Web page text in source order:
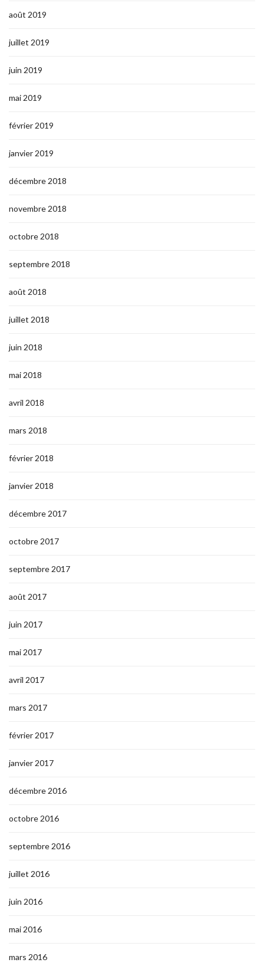
août 2019
juillet 2019
juin 2019
mai 2019
février 2019
janvier 2019
décembre 2018
novembre 2018
octobre 2018
septembre 2018
août 2018
juillet 2018
juin 2018
mai 2018
avril 2018
mars 2018
février 2018
janvier 2018
décembre 2017
octobre 2017
septembre 2017
août 2017
juin 2017
mai 2017
avril 2017
mars 2017
février 2017
janvier 2017
décembre 2016
octobre 2016
septembre 2016
juillet 2016
juin 2016
mai 2016
mars 2016